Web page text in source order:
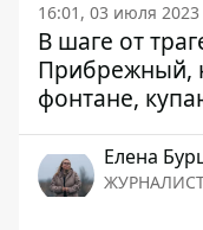
16:01, 03 июля 2023
В шаге от
Прибрежный,
фонтане,
Елена